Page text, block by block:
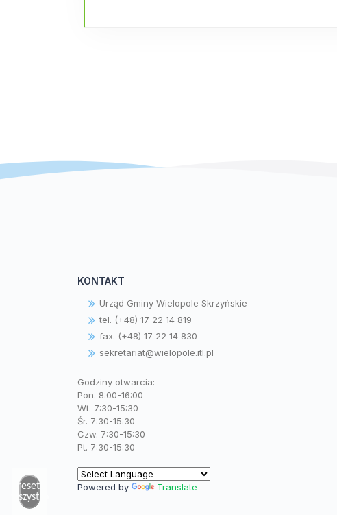
KONTAKT
Urząd Gminy Wielopole Skrzyńskie
tel. (+48) 17 22 14 819
fax. (+48) 17 22 14 830
sekretariat@wielopole.itl.pl
Godziny otwarcia:
Pon. 8:00-16:00
Wt. 7:30-15:30
Śr. 7:30-15:30
Czw. 7:30-15:30
Pt. 7:30-15:30
Powered by Translate
Zresetuj
wszystko